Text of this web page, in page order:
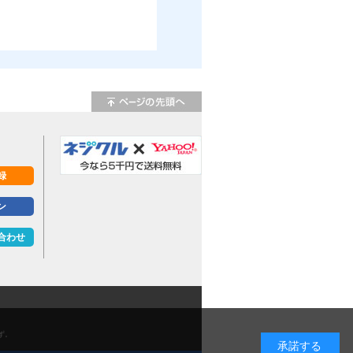
わせ
承諾する